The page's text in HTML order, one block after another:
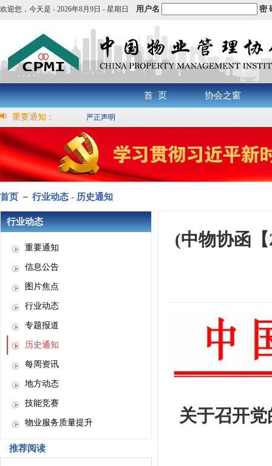
欢迎您， 今天是 - 2026年8月9日 - 星期日 用户名 密
首 页 协会之窗
重要通知： 严正声明
首页 － 行业动态 - 历史通知
行业动态
重要通知
信息公告
图片焦点
行业动态
专题报道
历史通知
每周资讯
地方动态
技能竞赛
物业服务质量提升
推荐阅读
(中物协函
关于召开